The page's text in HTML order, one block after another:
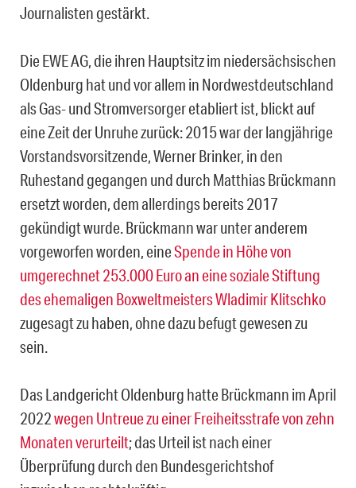
Journalisten gestärkt.
Die EWE AG, die ihren Hauptsitz im niedersächsischen
Oldenburg hat und vor allem in Nordwestdeutschland
als Gas- und Stromversorger etabliert ist, blickt auf
eine Zeit der Unruhe zurück: 2015 war der langjährige
Vorstandsvorsitzende, Werner Brinker, in den
Ruhestand gegangen und durch Matthias Brückmann
ersetzt worden, dem allerdings bereits 2017
gekündigt wurde. Brückmann war unter anderem
vorgeworfen worden, eineSpende in Höhe von
umgerechnet 253.000 Euro an eine soziale Stiftung
des ehemaligen Boxweltmeisters Wladimir Klitschko
zugesagt zu haben, ohne dazu befugt gewesen zu
sein.
Das Landgericht Oldenburg hatte Brückmann im April
2022wegen Untreue zu einer Freiheitsstrafe von zehn
Monaten verurteilt; das Urteil ist nach einer
Überprüfung durch den Bundesgerichtshof